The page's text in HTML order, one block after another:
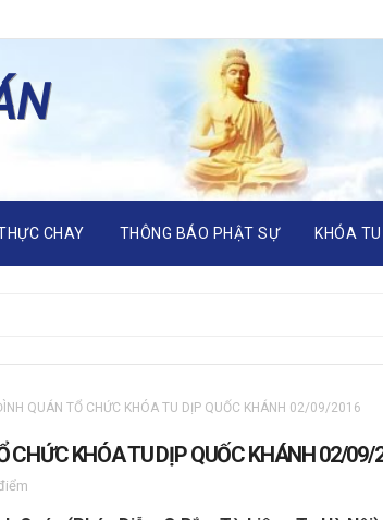
CHAY THÔNG BÁO PHẬT SỰ KHÓA TU
QUÁN TỔ CHỨC KHÓA TU DỊP QUỐC KHÁNH 02/09/2016
CHỨC KHÓA TU DỊP QUỐC KHÁNH 02/09/